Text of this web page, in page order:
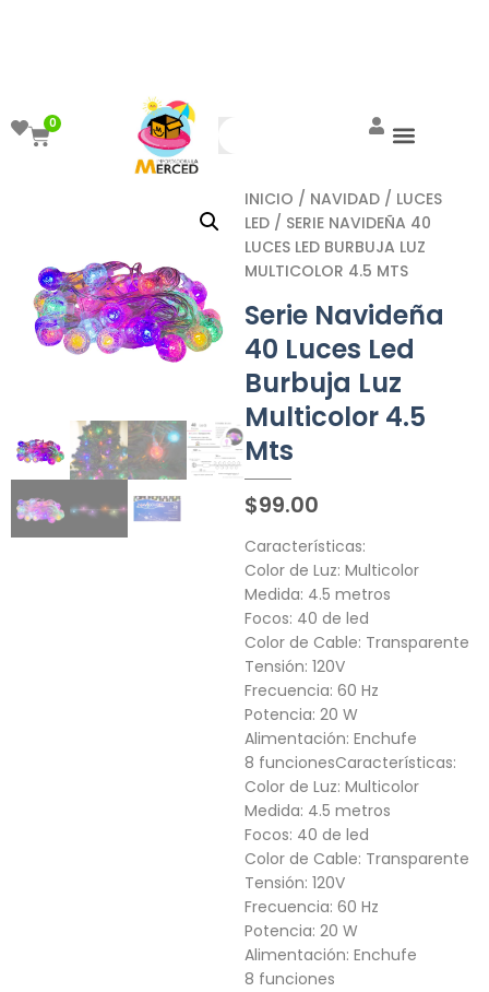
0
INICIO / NAVIDAD / LUCES
LED / SERIE NAVIDEÑA 40
LUCES LED BURBUJA LUZ
MULTICOLOR 4.5 MTS
Serie Navideña
40 Luces Led
Burbuja Luz
Multicolor 4.5
Mts
$99.00
Características:
Color de Luz: Multicolor
Medida: 4.5 metros
Focos: 40 de led
Color de Cable: Transparente
Tensión: 120V
Frecuencia: 60 Hz
Potencia: 20 W
Alimentación: Enchufe
8 funcionesCaracterísticas:
Color de Luz: Multicolor
Medida: 4.5 metros
Focos: 40 de led
Color de Cable: Transparente
Tensión: 120V
Frecuencia: 60 Hz
Potencia: 20 W
Alimentación: Enchufe
8 funciones